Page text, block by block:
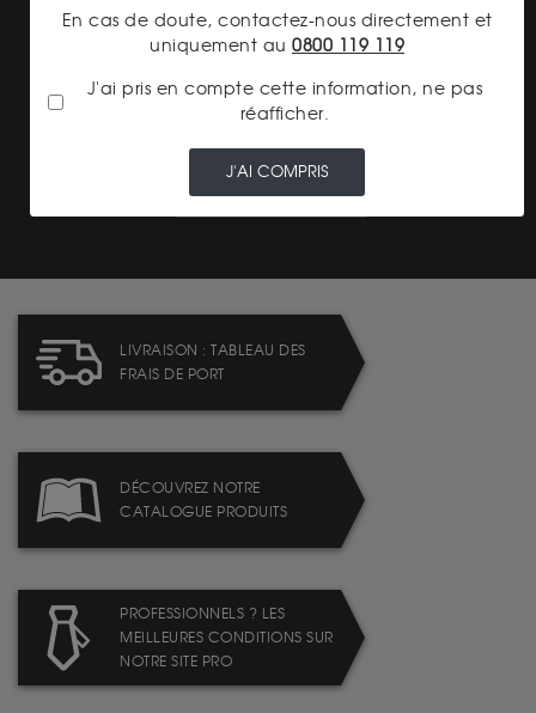
LIVRAISON : TABLEAU DES
FRAIS DE PORT
DÉCOUVREZ NOTRE
CATALOGUE PRODUITS
PROFESSIONNELS ? LES
MEILLEURES CONDITIONS SUR
NOTRE SITE PRO
En cas de doute, contactez-nous directement et
uniquement au 0800 119 119
J'ai pris en compte cette information, ne pas
réafficher.
J'AI COMPRIS